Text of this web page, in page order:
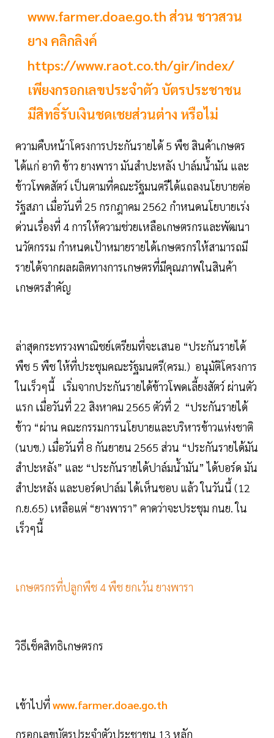
www.farmer.doae.go.th ส่วน ชาวสวน
ยาง คลิกลิงค์
https://www.raot.co.th/gir/index/
เพียงกรอกเลขประจำตัว บัตรประชาชน
มีสิทธิ์รับเงินชดเชยส่วนต่าง หรือไม่
ความคืบหน้าโครงการประกันรายได้ 5 พืช สินค้าเกษตร
ได้แก่ อาทิ ข้าว ยางพารา มันสำปะหลัง ปาล์มน้ำมัน และ
ข้าวโพดสัตว์ เป็นตามที่คณะรัฐมนตรีได้แถลงนโยบายต่อ
รัฐสภา เมื่อวันที่ 25 กรกฎาคม 2562 กำหนดนโยบายเร่ง
ด่วนเรื่องที่ 4 การให้ความช่วยเหลือเกษตรกรและพัฒนา
นวัตกรรม กำหนดเป้าหมายรายได้เกษตรกรให้สามารถมี
รายได้จากผลผลิตทางการเกษตรที่มีคุณภาพในสินค้า
เกษตรสำคัญ
ล่าสุดกระทรวงพาณิชย์เตรียมที่จะเสนอ “ประกันรายได้
พืช 5 พืช ให้ที่ประชุมคณะรัฐมนตรี(ครม.) อนุมัติโครงการ
ในเร็วๆนี้ เริ่มจากประกันรายได้ข้าวโพดเลี้ยงสัตว์ ผ่านตัว
แรก เมื่อวันที่ 22 สิงหาคม 2565 ตัวที่ 2 “ประกันรายได้
ข้าว “ผ่าน คณะกรรมการนโยบายและบริหารข้าวแห่งชาติ
(นบข.) เมื่อวันที่ 8 กันยายน 2565 ส่วน “ประกันรายได้มัน
สำปะหลัง” และ “ประกันรายได้ปาล์มน้ำมัน” ได้บอร์ด มัน
สำปะหลัง และบอร์ดปาล์ม ได้เห็นชอบ แล้ว ในวันนี้ (12
ก.ย.65) เหลือแต่ “ยางพารา” คาดว่าจะประชุม กนย. ใน
เร็วๆนี้
เกษตรกรที่ปลูกพืช 4 พืช ยกเว้น ยางพารา
วิธีเช็คสิทธิเกษตรกร
เข้าไปที่ www.farmer.doae.go.th
กรอกเลขบัตรประจำตัวประชาชน 13 หลัก